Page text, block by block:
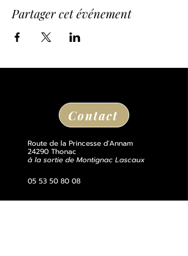
Partager cet événement
Contact
Route de la Princesse d'Annam
24290 Thonac
à la sortie de Montignac Lascaux
05 53 50 80 08